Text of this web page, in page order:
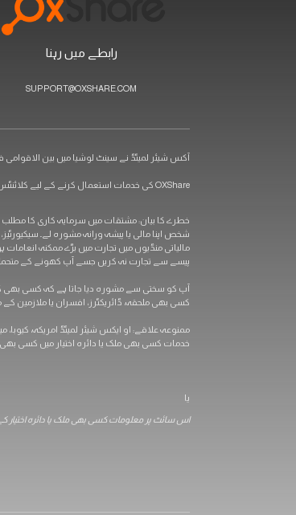
رابطے میں رہنا
SUPPORT@OXSHARE.COM
آکس شیئر لمیٹڈ نے سینٹ لوشیا میں بین الاقوامی فنانس کارپوریشن آئی بی سی کے ذریعہ رجسٹریشن
OXShare کی خدمات استعمال کرنے کے لیے کلائنٹس کی عمر کم از کم 18 سال ہونی چاہیے۔
شخص اپنا مالی یا پیشہ ورانہ مشورہ لے۔
مالیاتی منڈیوں میں تجارت میں بڑے ممکنہ
پیسے سے تجارت نہ کریں جسے آپ کھونے کے متحمل
کسی بھی ملحقہ، ڈائریکٹرز، افسران یا ملازمین
ممنوعہ علاقے: او ایکس شیئر لمیٹڈ امریکہ، کیوبا،
خدمات کسی بھی ملک یا دائرہ اختیار میں کسی
یا
اس سائٹ پر معلومات کسی بھی ملک یا دائرہ اختیار